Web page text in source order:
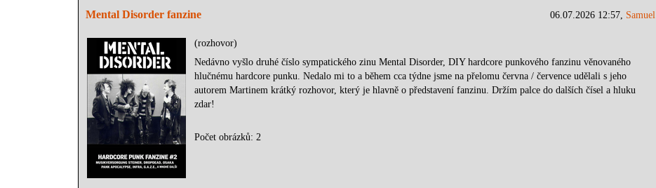
06.07.2026 12:57, Samuel
Mental Disorder fanzine
(rozhovor)
Nedávno vyšlo druhé číslo sympatického zinu Mental Disorder, DIY hardcore punkového fanzinu věnovaného
hlučnému hardcore punku. Nedalo mi to a během cca týdne jsme na přelomu června / července udělali s jeho
autorem Martinem krátký rozhovor, který je hlavně o představení fanzinu. Držím palce do dalších čísel a hluku
zdar!
Počet obrázků: 2